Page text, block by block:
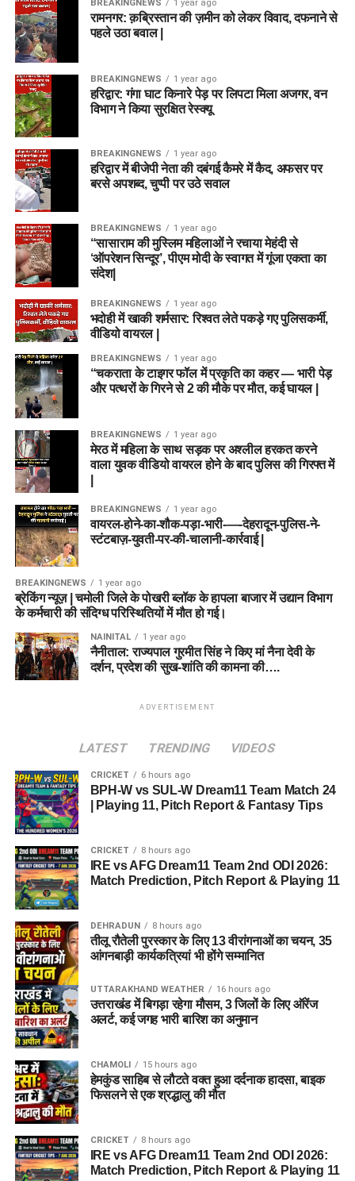
BREAKINGNEWS 1 year ago
रामनगर: क़ब्रिस्तान की ज़मीन को लेकर विवाद, दफनाने से
पहले उठा बवाल |
BREAKINGNEWS 1 year ago
हरिद्वार: गंगा घाट किनारे पेड़ पर लिपटा मिला अजगर, वन
विभाग ने किया सुरक्षित रेस्क्यू
BREAKINGNEWS 1 year ago
हरिद्वार में बीजेपी नेता की दबंगई कैमरे में कैद, अफसर पर
बरसे अपशब्द, चुप्पी पर उठे सवाल
BREAKINGNEWS 1 year ago
“सासाराम की मुस्लिम महिलाओं ने रचाया मेहंदी से
‘ऑपरेशन सिन्दूर’, पीएम मोदी के स्वागत में गूंजा एकता का
संदेश|
BREAKINGNEWS 1 year ago
भदोही में खाकी शर्मसार: रिश्वत लेते पकड़े गए पुलिसकर्मी,
वीडियो वायरल |
BREAKINGNEWS 1 year ago
“चकराता के टाइगर फॉल में प्रकृति का कहर — भारी पेड़
और पत्थरों के गिरने से 2 की मौके पर मौत, कई घायल |
BREAKINGNEWS 1 year ago
मेरठ में महिला के साथ सड़क पर अश्लील हरकत करने
वाला युवक वीडियो वायरल होने के बाद पुलिस की गिरफ्त में
BREAKINGNEWS 1 year ago
वायरल-होने-का-शौक-पड़ा-भारी-—-देहरादून-पुलिस-ने-
स्टंटबाज़-युवती-पर-की-चालानी-कार्रवाई |
BREAKINGNEWS 1 year ago
ब्रेकिंग न्यूज़ | चमोली जिले के पोखरी ब्लॉक के हापला बाजार में उद्यान विभाग
के कर्मचारी की संदिग्ध परिस्थितियों में मौत हो गई।
NAINITAL 1 year ago
नैनीताल: राज्यपाल गुरमीत सिंह ने किए मां नैना देवी के
दर्शन, प्रदेश की सुख-शांति की कामना की….
ADVERTISEMENT
LATEST TRENDING VIDEOS
CRICKET 6 hours ago
BPH-W vs SUL-W Dream11 Team Match 24
| Playing 11, Pitch Report & Fantasy Tips
CRICKET 8 hours ago
IRE vs AFG Dream11 Team 2nd ODI 2026:
Match Prediction, Pitch Report & Playing 11
DEHRADUN 8 hours ago
तीलू रौतेली पुरस्कार के लिए 13 वीरांगनाओं का चयन, 35
आंगनबाड़ी कार्यकत्रियां भी होंगे सम्मानित
UTTARAKHAND WEATHER 16 hours ago
उत्तराखंड में बिगड़ा रहेगा मौसम, 3 जिलों के लिए ऑरेंज
अलर्ट, कई जगह भारी बारिश का अनुमान
CHAMOLI 15 hours ago
हेमकुंड साहिब से लौटते वक्त हुआ दर्दनाक हादसा, बाइक
फिसलने से एक श्रद्धालु की मौत
CRICKET 8 hours ago
IRE vs AFG Dream11 Team 2nd ODI 2026:
Match Prediction, Pitch Report & Playing 11